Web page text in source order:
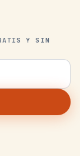
Y SIN